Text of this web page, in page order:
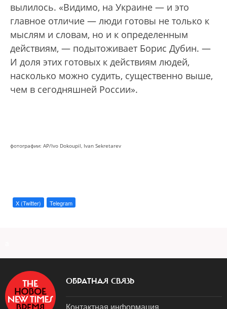
вылилось. «Видимо, на Украине — и это
главное отличие — люди готовы не только к
мыслям и словам, но и к определенным
действиям, — подытоживает Борис Дубин. —
И доля этих готовых к действиям людей,
насколько можно судить, существенно выше,
чем в сегодняшней России».
фотографии: AP/Ivo Dokoupil, Ivan Sekretarev
X (Twitter) Telegram
ОБРАТНАЯ СВЯЗЬ